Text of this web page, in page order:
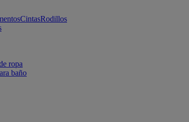
CintasRodillos
ropa
baño